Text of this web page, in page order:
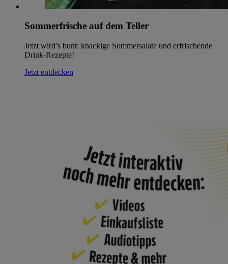
Sommerfrische auf dem Teller
Jetzt wird’s bunt: knackige Sommersalate und erfrischende
Drink-Rezepte!
Jetzt entdecken